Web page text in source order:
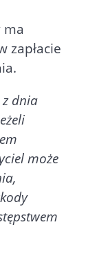
zapłacie
dnia
może